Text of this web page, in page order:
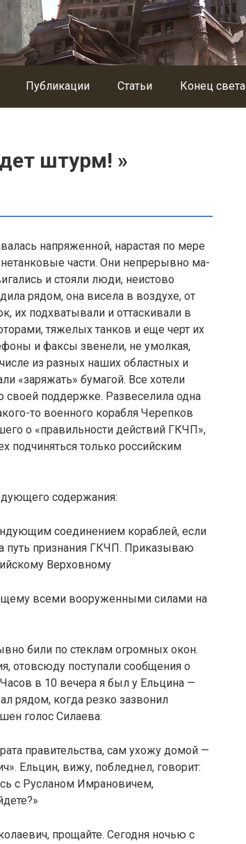
Публикации Статьи Конец света
штурм! »
напряженной, нарастая по мере
части. Они непрерывно ма­
и стояли люди, неистово
рядом, она висела в воздухе, от
их подхватывали и оттаскивали в
тяжелых танков и еще черт их
и факсы звенели, не умол­кая,
из разных наших областных и
«заряжать» бумагой. Все хотели
своей поддерж­ке. Развеселила одна
то военного корабля Черепков
о «правильности дей­ствий ГКЧП»,
подчиняться только российским
содержания:
соединением кораблей, если
путь признания ГКЧП. Приказываю
Верховному
всеми вооруженными силами на
били по стеклам огромных окон.
отовсюду поступали сообщения о
в 10 вече­ра я был у Ельцина —
рядом, когда резко зазвонил
голос Силаева:
правительства, сам ухожу домой —
Ельцин, вижу, побледнел, го­ворит:
с Русланом Имрановичем,
прощайте. Сегодня ночью с